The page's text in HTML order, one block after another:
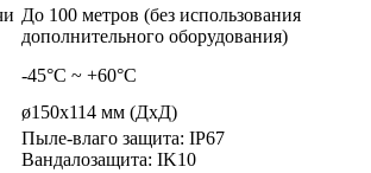
До 100 метров (без использования
дополнительного оборудования)
-45°С ~ +60°С
ø150x114 мм (ДхД)
Пыле-влаго защита: IP67
Вандалозащита: IK10